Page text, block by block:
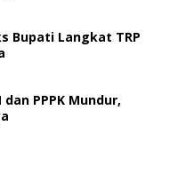
Bupati Langkat TRP
PPPK Mundur,